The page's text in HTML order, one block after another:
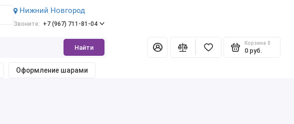
Нижний Новгород
Звоните: +7 (967) 711-81-04
Найти
Корзина 0
0 руб.
Оформление шарами